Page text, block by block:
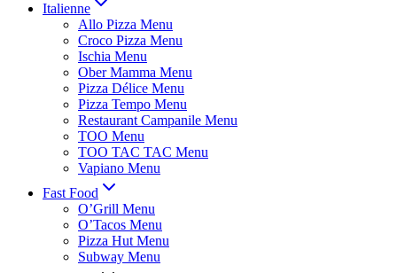
Italienne
Allo Pizza Menu
Croco Pizza Menu
Ischia Menu
Ober Mamma Menu
Pizza Délice Menu
Pizza Tempo Menu
Restaurant Campanile Menu
TOO Menu
TOO TAC TAC Menu
Vapiano Menu
Fast Food
O’Grill Menu
O’Tacos Menu
Pizza Hut Menu
Subway Menu